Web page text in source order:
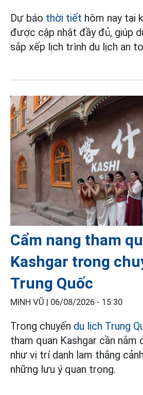
Dự báo thời tiết hôm nay tại
được cập nhật đầy đủ, giúp
sắp xếp lịch trình du lịch an
Cẩm nang tham
Kashgar trong
Trung Quốc
MINH VŨ | 06/08/2026 - 15:30
Trong chuyến du lịch Trung
tham quan Kashgar cần
như vị trí danh lam thắng
những lưu ý quan trọng.